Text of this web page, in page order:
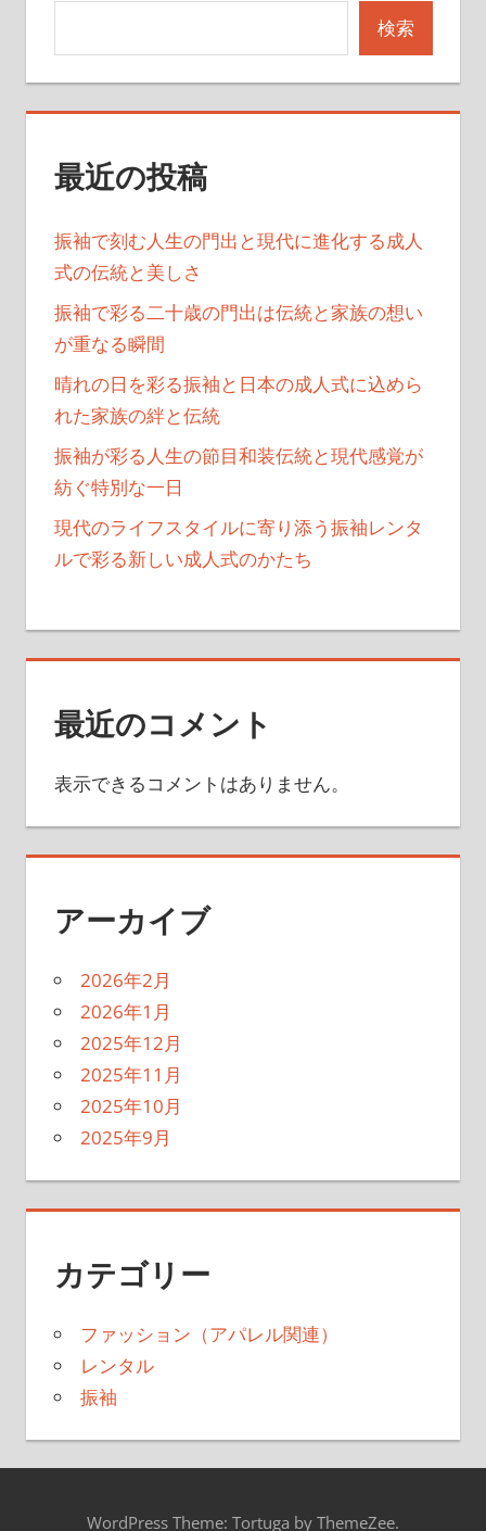
ョ
ン
検索
最近の投稿
振袖で刻む人生の門出と現代に進化する成人
式の伝統と美しさ
振袖で彩る二十歳の門出は伝統と家族の想い
が重なる瞬間
晴れの日を彩る振袖と日本の成人式に込めら
れた家族の絆と伝統
振袖が彩る人生の節目和装伝統と現代感覚が
紡ぐ特別な一日
現代のライフスタイルに寄り添う振袖レンタ
ルで彩る新しい成人式のかたち
最近のコメント
表示できるコメントはありません。
アーカイブ
2026年2月
2026年1月
2025年12月
2025年11月
2025年10月
2025年9月
カテゴリー
ファッション（アパレル関連）
レンタル
振袖
WordPress Theme: Tortuga by ThemeZee.